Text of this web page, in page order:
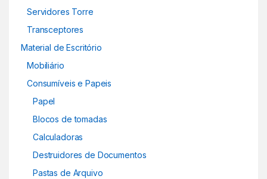
Servidores Torre
Transceptores
Material de Escritório
Mobiliário
Consumíveis e Papeis
Papel
Blocos de tomadas
Calculadoras
Destruidores de Documentos
Pastas de Arquivo